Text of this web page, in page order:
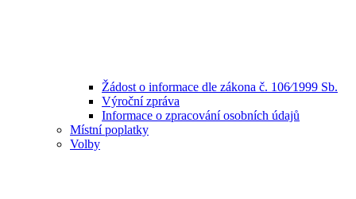
Žádost o informace dle zákona č. 106⁄1999 Sb.
Výroční zpráva
Informace o zpracování osobních údajů
Místní poplatky
Volby